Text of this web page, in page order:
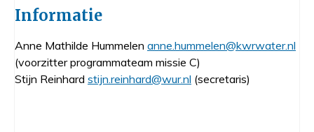
Informatie
Anne Mathilde Hummelen anne.hummelen@kwrwater.nl
(voorzitter programmateam missie C)
Stijn Reinhard stijn.reinhard@wur.nl (secretaris)